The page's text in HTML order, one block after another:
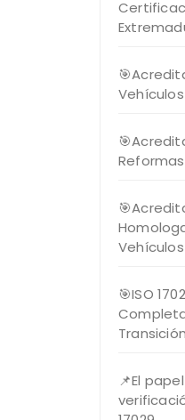
Vehículos
🎯ISO
Transición
📌El